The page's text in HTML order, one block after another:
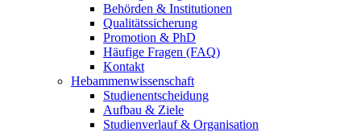
Behörden & Institutionen
Qualitätssicherung
Promotion & PhD
Häufige Fragen (FAQ)
Kontakt
Hebammenwissenschaft
Studienentscheidung
Aufbau & Ziele
Studienverlauf & Organisation